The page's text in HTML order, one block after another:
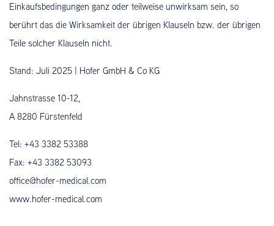
Einkaufsbedingungen ganz oder teilweise unwirksam sein, so
berührt das die Wirksamkeit der übrigen Klauseln bzw. der übrigen
Teile solcher Klauseln nicht.
Stand: Juli 2025 | Hofer GmbH & Co KG
Jahnstrasse 10-12,
A 8280 Fürstenfeld
Tel: +43 3382 53388
Fax: +43 3382 53093
office@hofer-medical.com
www.hofer-medical.com